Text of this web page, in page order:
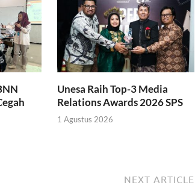
Unesa Raih Top-3 Media
Relations Awards 2026 SPS
1 Agustus 2026
NEXT ARTICLE